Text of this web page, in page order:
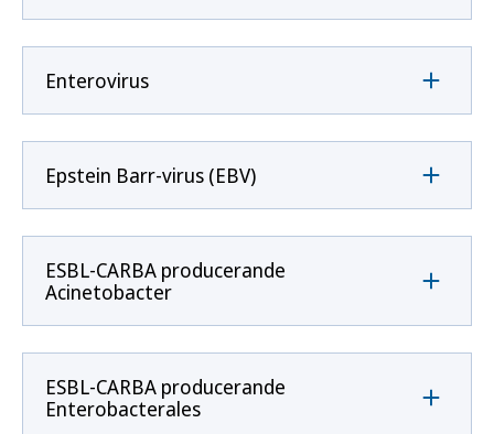
Enterovirus
Epstein Barr-virus (EBV)
ESBL-CARBA producerande
Acinetobacter
ESBL-CARBA producerande
Enterobacterales